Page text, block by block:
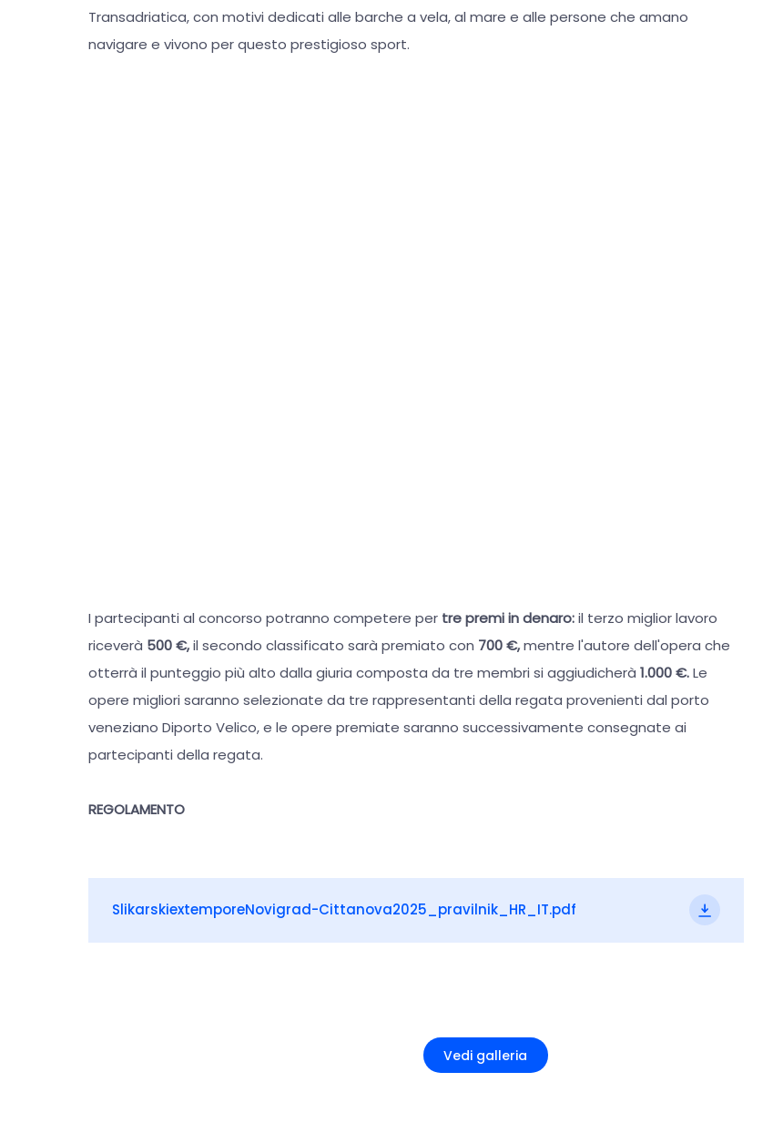
Transadriatica, con motivi dedicati alle barche a vela, al mare e alle persone che amano
navigare e vivono per questo prestigioso sport.
I partecipanti al concorso potranno competere per tre premi in denaro:il terzo miglior lavoro
riceverà 500 €,il secondo classificato sarà premiato con 700 €,mentre l'autore dell'opera che
otterrà il punteggio più alto dalla giuria composta da tre membri si aggiudicherà 1.000 €.Le
opere migliori saranno selezionate da tre rappresentanti della regata provenienti dal porto
veneziano Diporto Velico, e le opere premiate saranno successivamente consegnate ai
partecipanti della regata.
REGOLAMENTO
SlikarskiextemporeNovigrad-Cittanova2025_pravilnik_HR_IT.pdf
Vedi galleria